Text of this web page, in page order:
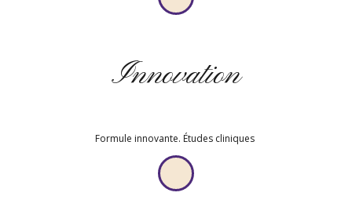
Innovation
Formule innovante. Études cliniques